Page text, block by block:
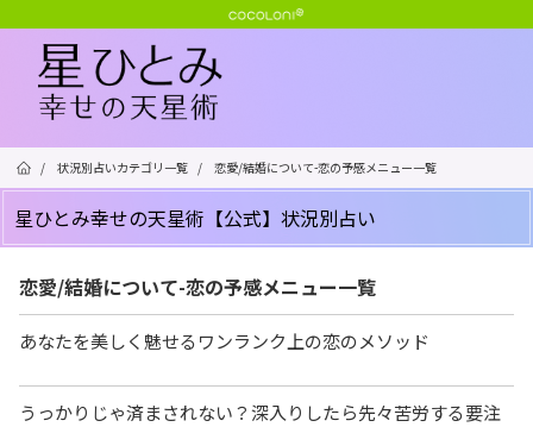
/ 状況別占いカテゴリ一覧 / 恋愛/結婚について-恋の予感メニュー一覧
星ひとみ幸せの天星術【公式】状況別占い
恋愛/結婚について-恋の予感メニュー一覧
あなたを美しく魅せるワンランク上の恋のメソッド
うっかりじゃ済まされない？深入りしたら先々苦労する要注